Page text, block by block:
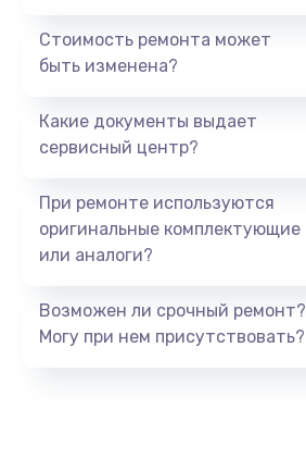
Стоимость ремонта может
быть изменена?
Какие документы выдает
сервисный центр?
При ремонте используются
оригинальные комплектующие
или аналоги?
Возможен ли срочный ремонт?
Могу при нем присутствовать?